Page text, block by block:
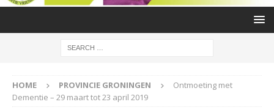
HOME PROVINCIE GRONINGEN
Ontmoeting met
Dementie – 29 maart tot 23 april 2019